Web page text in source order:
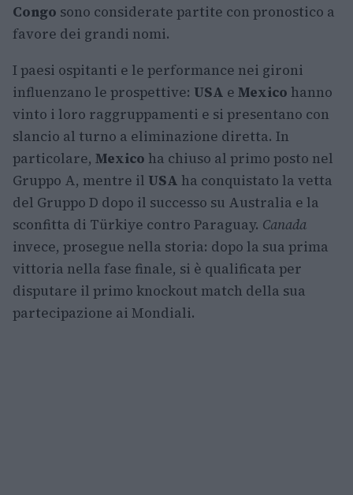
Congo sono considerate partite con pronostico a
favore dei grandi nomi.
I paesi ospitanti e le performance nei gironi
influenzano le prospettive: USA e Mexico hanno
vinto i loro raggruppamenti e si presentano con
slancio al turno a eliminazione diretta. In
particolare, Mexico ha chiuso al primo posto nel
Gruppo A, mentre il USA ha conquistato la vetta
del Gruppo D dopo il successo su Australia e la
sconfitta di Türkiye contro Paraguay. Canada
invece, prosegue nella storia: dopo la sua prima
vittoria nella fase finale, si è qualificata per
disputare il primo knockout match della sua
partecipazione ai Mondiali.